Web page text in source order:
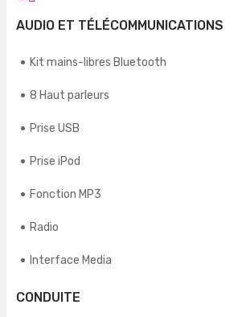
AUDIO ET TÉLÉCOMMUNICATIONS
Kit mains-libres Bluetooth
8 Haut parleurs
Prise USB
Prise iPod
Fonction MP3
Radio
Interface Media
CONDUITE